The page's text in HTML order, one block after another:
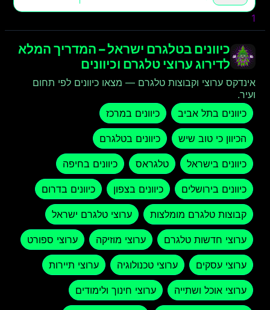
1
כיוונים בטלגרם ישראל – המדריך המלא
לדירוג ערוצי טלגרם וכיוונים
אינדקס ערוצי וקבוצות טלגרם — מצאו כיוונים לפי תחום
ועיר.
כיוונים בתל אביב
כיוונים במרכז
הכיוון כי טוב שיש כיוונים בטלגרם
כיוונים בישראל טלגראס כיוונים בחיפה
כיוונים בירושלים כיוונים בצפון כיוונים בדרום
קבוצות טלגרם מומלצות ערוצי טלגרם ישראל
ערוצי חדשות טלגרם ערוצי מוזיקה ערוצי ספורט
ערוצי עסקים ערוצי טכנולוגיה ערוצי תיירות
ערוצי אוכל ושתייה ערוצי חינוך ולימודים